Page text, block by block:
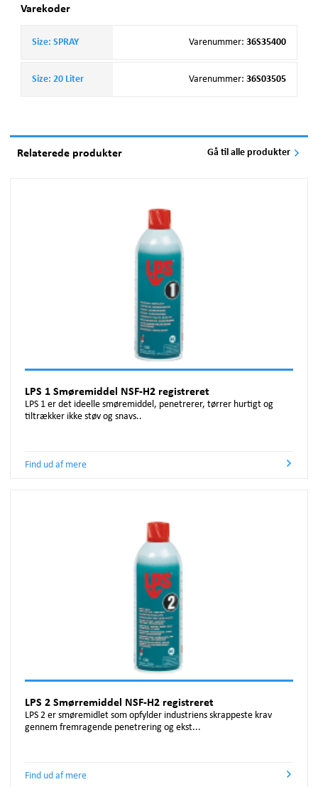
Varekoder
Size: SPRAY Varenummer: 36S35400
Size: 20 Liter Varenummer: 36S03505
Relaterede produkter Gå til alle produkter
LPS 1 Smøremiddel NSF-H2 registreret
LPS 1 er det ideelle smøremiddel, penetrerer, tørrer hurtigt og
tiltrækker ikke støv og snavs..
Find ud af mere
LPS 2 Smørremiddel NSF-H2 registreret
LPS 2 er smøremidlet som opfylder industriens skrappeste krav
gennem fremragende penetrering og ekst...
Find ud af mere